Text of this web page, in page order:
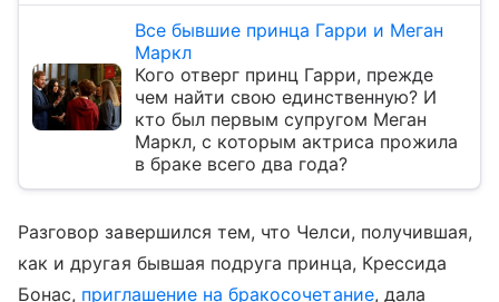
Все бывшие принца Гарри и Меган
Маркл
Кого отверг принц Гарри, прежде
чем найти свою единственную? И
кто был первым супругом Меган
Маркл, с которым актриса прожила
в браке всего два года?
Разговор завершился тем, что Челси, получившая,
как и другая бывшая подруга принца, Крессида
Бонас, приглашение на бракосочетание, дала